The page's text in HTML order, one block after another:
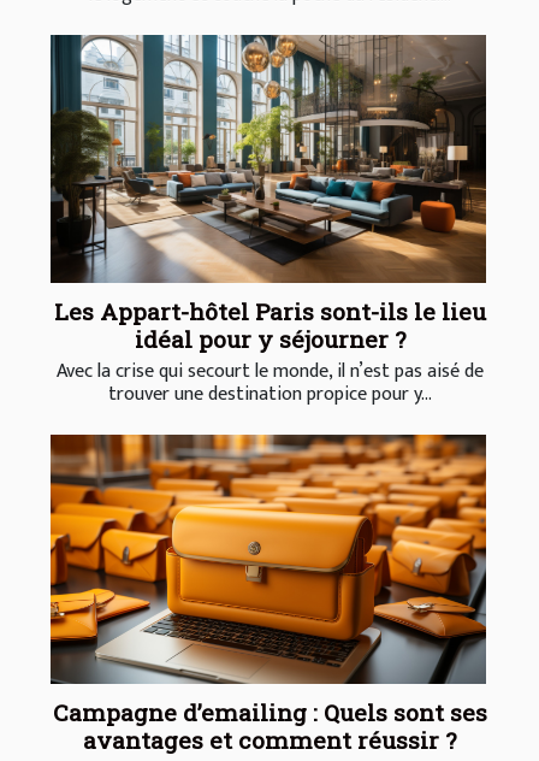
Les Appart-hôtel Paris sont-ils le lieu
idéal pour y séjourner ?
Avec la crise qui secourt le monde, il n’est pas aisé de
trouver une destination propice pour y...
Campagne d’emailing : Quels sont ses
avantages et comment réussir ?